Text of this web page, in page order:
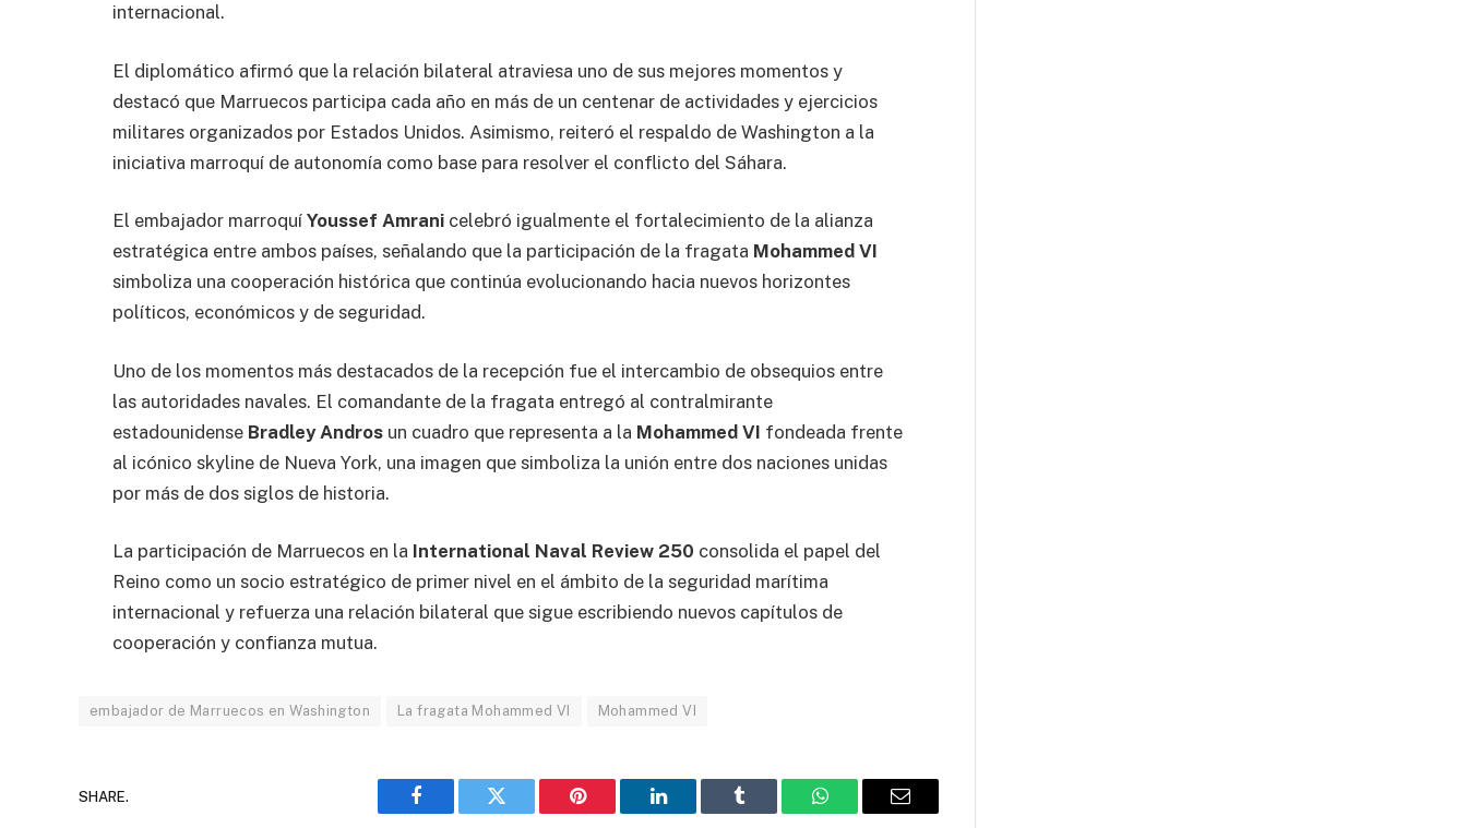
internacional.
El diplomático afirmó que la relación bilateral atraviesa uno de sus mejores momentos y
destacó que Marruecos participa cada año en más de un centenar de actividades y ejercicios
militares organizados por Estados Unidos. Asimismo, reiteró el respaldo de Washington a la
iniciativa marroquí de autonomía como base para resolver el conflicto del Sáhara.
El embajador marroquí Youssef Amrani celebró igualmente el fortalecimiento de la alianza
estratégica entre ambos países, señalando que la participación de la fragata Mohammed VI
simboliza una cooperación histórica que continúa evolucionando hacia nuevos horizontes
políticos, económicos y de seguridad.
Uno de los momentos más destacados de la recepción fue el intercambio de obsequios entre
las autoridades navales. El comandante de la fragata entregó al contralmirante
estadounidense Bradley Andros un cuadro que representa a la Mohammed VI fondeada frente
al icónico skyline de Nueva York, una imagen que simboliza la unión entre dos naciones unidas
por más de dos siglos de historia.
La participación de Marruecos en la International Naval Review 250 consolida el papel del
Reino como un socio estratégico de primer nivel en el ámbito de la seguridad marítima
internacional y refuerza una relación bilateral que sigue escribiendo nuevos capítulos de
cooperación y confianza mutua.
embajador de Marruecos en Washington La fragata Mohammed VI Mohammed VI
SHARE.
Facebook Twitter Pinterest LinkedIn Tumblr WhatsAppEmail